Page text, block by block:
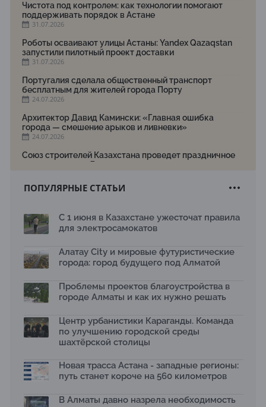
Чистота под контролем: как технологии помогают
поддерживать порядок в Астане
31.07.2026
Роботы осваивают улицы Астаны: Yandex Qazaqstan
запустили пилотный проект доставки
31.07.2026
Португалия сделала общественный транспорт
бесплатным для жителей города Порту
24.07.2026
Архитектор Давид Камински: «Главная ошибка
города — смешение арыков и ливневки»
24.07.2026
Союз строителей Казахстана проведет праздничное
мероприятие ко Дню строителя
Новый Строительный кодекс: что изменилось для
Бауыржана Байбахтиева
17.07.2026
рободоставки в Астане
15.07.2026
2026 принимает заявки до 31 июля
13.07.2026
темой новой выставки в «Целинном»
13.07.2026
Қазақстан»: воспитанники подарили вторую жизнь
отходам
08.07.2026
Ко Дню столицы в Нуре благоустроили шесть
ПОПУЛЯРНЫЕ СТАТЬИ
С 1 июня в Казахстане ужесточат правила
для электросамокатов
Алатау City и мировые футуристические
города: город будущего под Алматой
Проблемы проектов благоустройства в
городе Алматы и как их нужно решать
Центр урбанистики Караганды. Команда
по улучшению городской среды
шахтёрской столицы
Новая трасса Астана - западные регионы:
путь станет короче на 560 километров
В Алматы давно назрела необходимость